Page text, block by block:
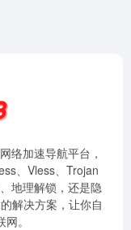
络加速导航平台，
、Vless、Trojan
地理解锁，还是隐
解决方案，让你自
。